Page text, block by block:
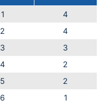
1
4
2
4
3
3
4
2
5
2
6 1